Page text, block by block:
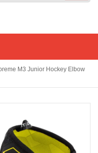
M3 Junior Hockey Elbow